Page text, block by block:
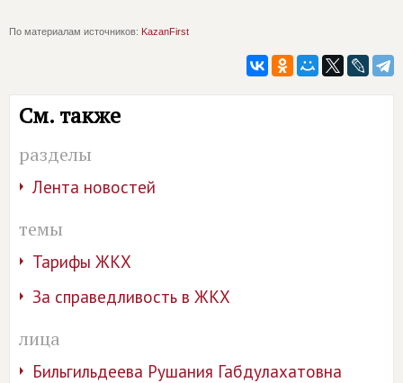
По материалам источников: KazanFirst
См. также
разделы
Лента новостей
темы
Тарифы ЖКХ
За справедливость в ЖКХ
лица
Бильгильдеева Рушания Габдулахатовна